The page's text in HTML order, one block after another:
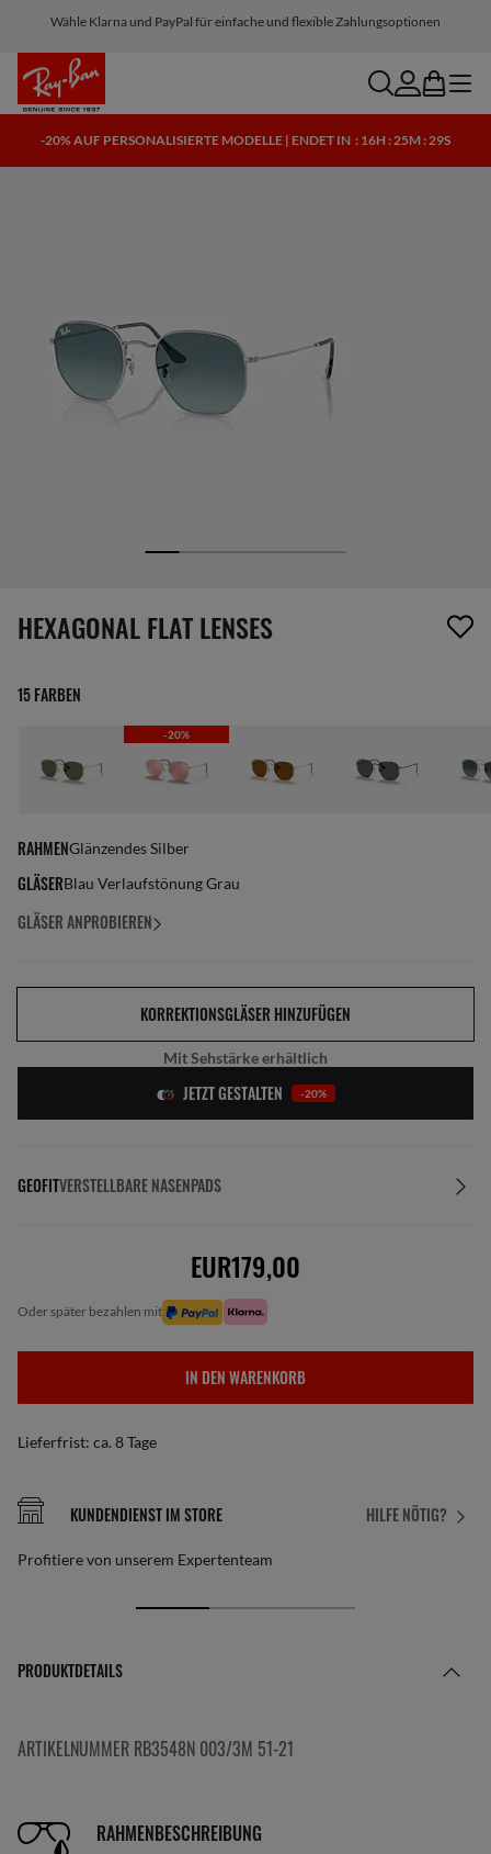
Wähle Klarna und PayPal für einfache und flexible Zahlungsoptionen
searchaccount
bag menu
-20% AUF PERSONALISIERTE MODELLE | ENDET IN : 16H : 25M : 28S
1 Artikel wurde von deiner Wunschliste entfernt
HEXAGONAL FLAT LENSES
15 FARBEN
-20%
RAHMENGlänzendes Silber
GLÄSERBlau Verlaufstönung Grau
GLÄSER ANPROBIEREN
KORREKTIONSGLÄSER HINZUFÜGEN
Mit Sehstärke erhältlich
JETZT GESTALTEN -20%
GEOFITVERSTELLBARE NASENPADS
EUR179,00
oder später bezahlen mit
IN DEN WARENKORB
Lieferfrist: ca. 8 Tage
HILFE NÖTIG?
KUNDENDIENST IM STORE
Profitiere von unserem Expertenteam
PRODUKTDETAILS
ARTIKELNUMMER RB3548N 003/3M 51-21
RAHMENBESCHREIBUNG